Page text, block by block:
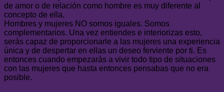
de amor o de relación como hombre es muy diferente al
concepto de ella.
Hombres y mujeres NO somos iguales. Somos
complementarios. Una vez entiendes e interiorizas esto,
serás capaz de proporcionarle a las mujeres una experiencia
única y de despertar en ellas un deseo ferviente por ti. Es
entonces cuando empezarás a vivir todo tipo de situaciones
con las mujeres que hasta entonces pensabas que no era
posible.